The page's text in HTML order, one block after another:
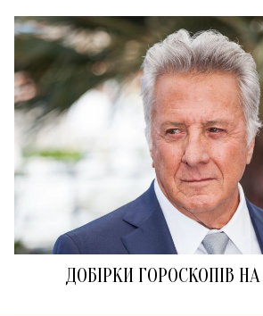
ДОБІРКИ ГОРОСКОПІВ